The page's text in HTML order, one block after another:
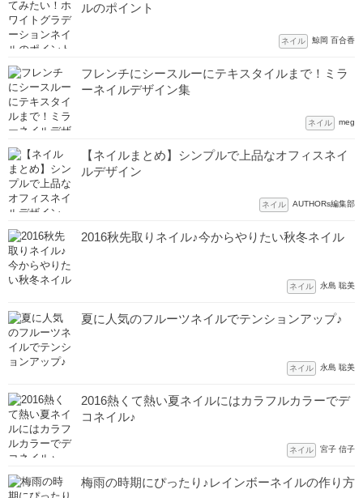
ルのポイント
ネイル 鯨岡 百合香
フレンチにシースルーにテキスタイルまで！ミラ
ーネイルデザイン集
ネイル meg
【ネイルまとめ】シンプルで上品なオフィスネイ
ルデザイン
ネイル AUTHORs編集部
2016秋先取りネイル♪今からやりたい秋冬ネイル
ネイル 永島 聡美
夏に人気のフルーツネイルでテンションアップ♪
ネイル 永島 聡美
2016熱くて熱い夏ネイルにはカラフルカラーでデ
コネイル♪
ネイル 宮子 信子
梅雨の時期にぴったり♪レインボーネイルの作り方